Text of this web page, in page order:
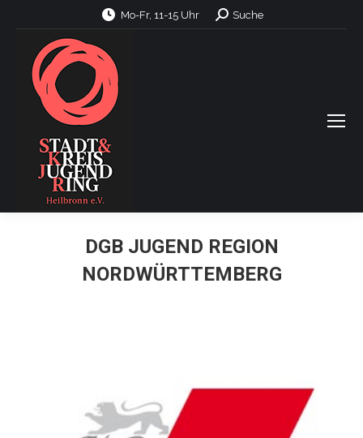
Mo-Fr, 11-15 Uhr Search:
Suche
DGB JUGEND REGION
NORDWÜRTTEMBERG